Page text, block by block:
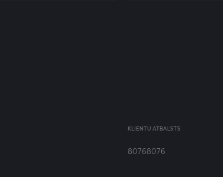
KLIENTU ATBALSTS
80768076